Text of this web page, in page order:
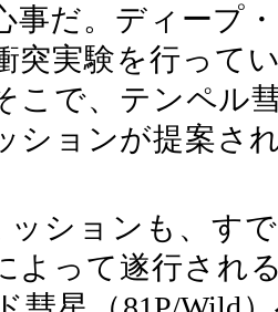
事だ。ディープ
突実験を行って
こで、テンペル
ションが提案さ
ッションも、す
よって遂行され